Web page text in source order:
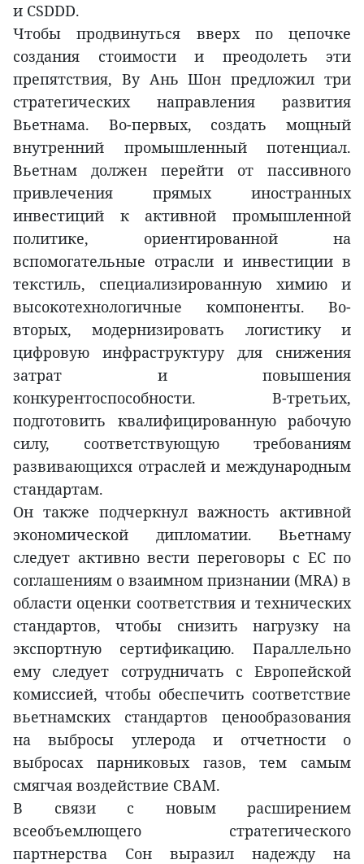
и CSDDD.
Чтобы продвинуться вверх по цепочке
создания стоимости и преодолеть эти
препятствия, Ву Ань Шон предложил три
стратегических направления развития
Вьетнама. Во-первых, создать мощный
внутренний промышленный потенциал.
Вьетнам должен перейти от пассивного
привлечения прямых иностранных
инвестиций к активной промышленной
политике, ориентированной на
вспомогательные отрасли и инвестиции в
текстиль, специализированную химию и
высокотехнологичные компоненты. Во-
вторых, модернизировать логистику и
цифровую инфраструктуру для снижения
затрат и повышения
конкурентоспособности. В-третьих,
подготовить квалифицированную рабочую
силу, соответствующую требованиям
развивающихся отраслей и международным
стандартам.
Он также подчеркнул важность активной
экономической дипломатии. Вьетнаму
следует активно вести переговоры с ЕС по
соглашениям о взаимном признании (MRA) в
области оценки соответствия и технических
стандартов, чтобы снизить нагрузку на
экспортную сертификацию. Параллельно
ему следует сотрудничать с Европейской
комиссией, чтобы обеспечить соответствие
вьетнамских стандартов ценообразования
на выбросы углерода и отчетности о
выбросах парниковых газов, тем самым
смягчая воздействие CBAM.
В связи с новым расширением
всеобъемлющего стратегического
партнерства Сон выразил надежду на